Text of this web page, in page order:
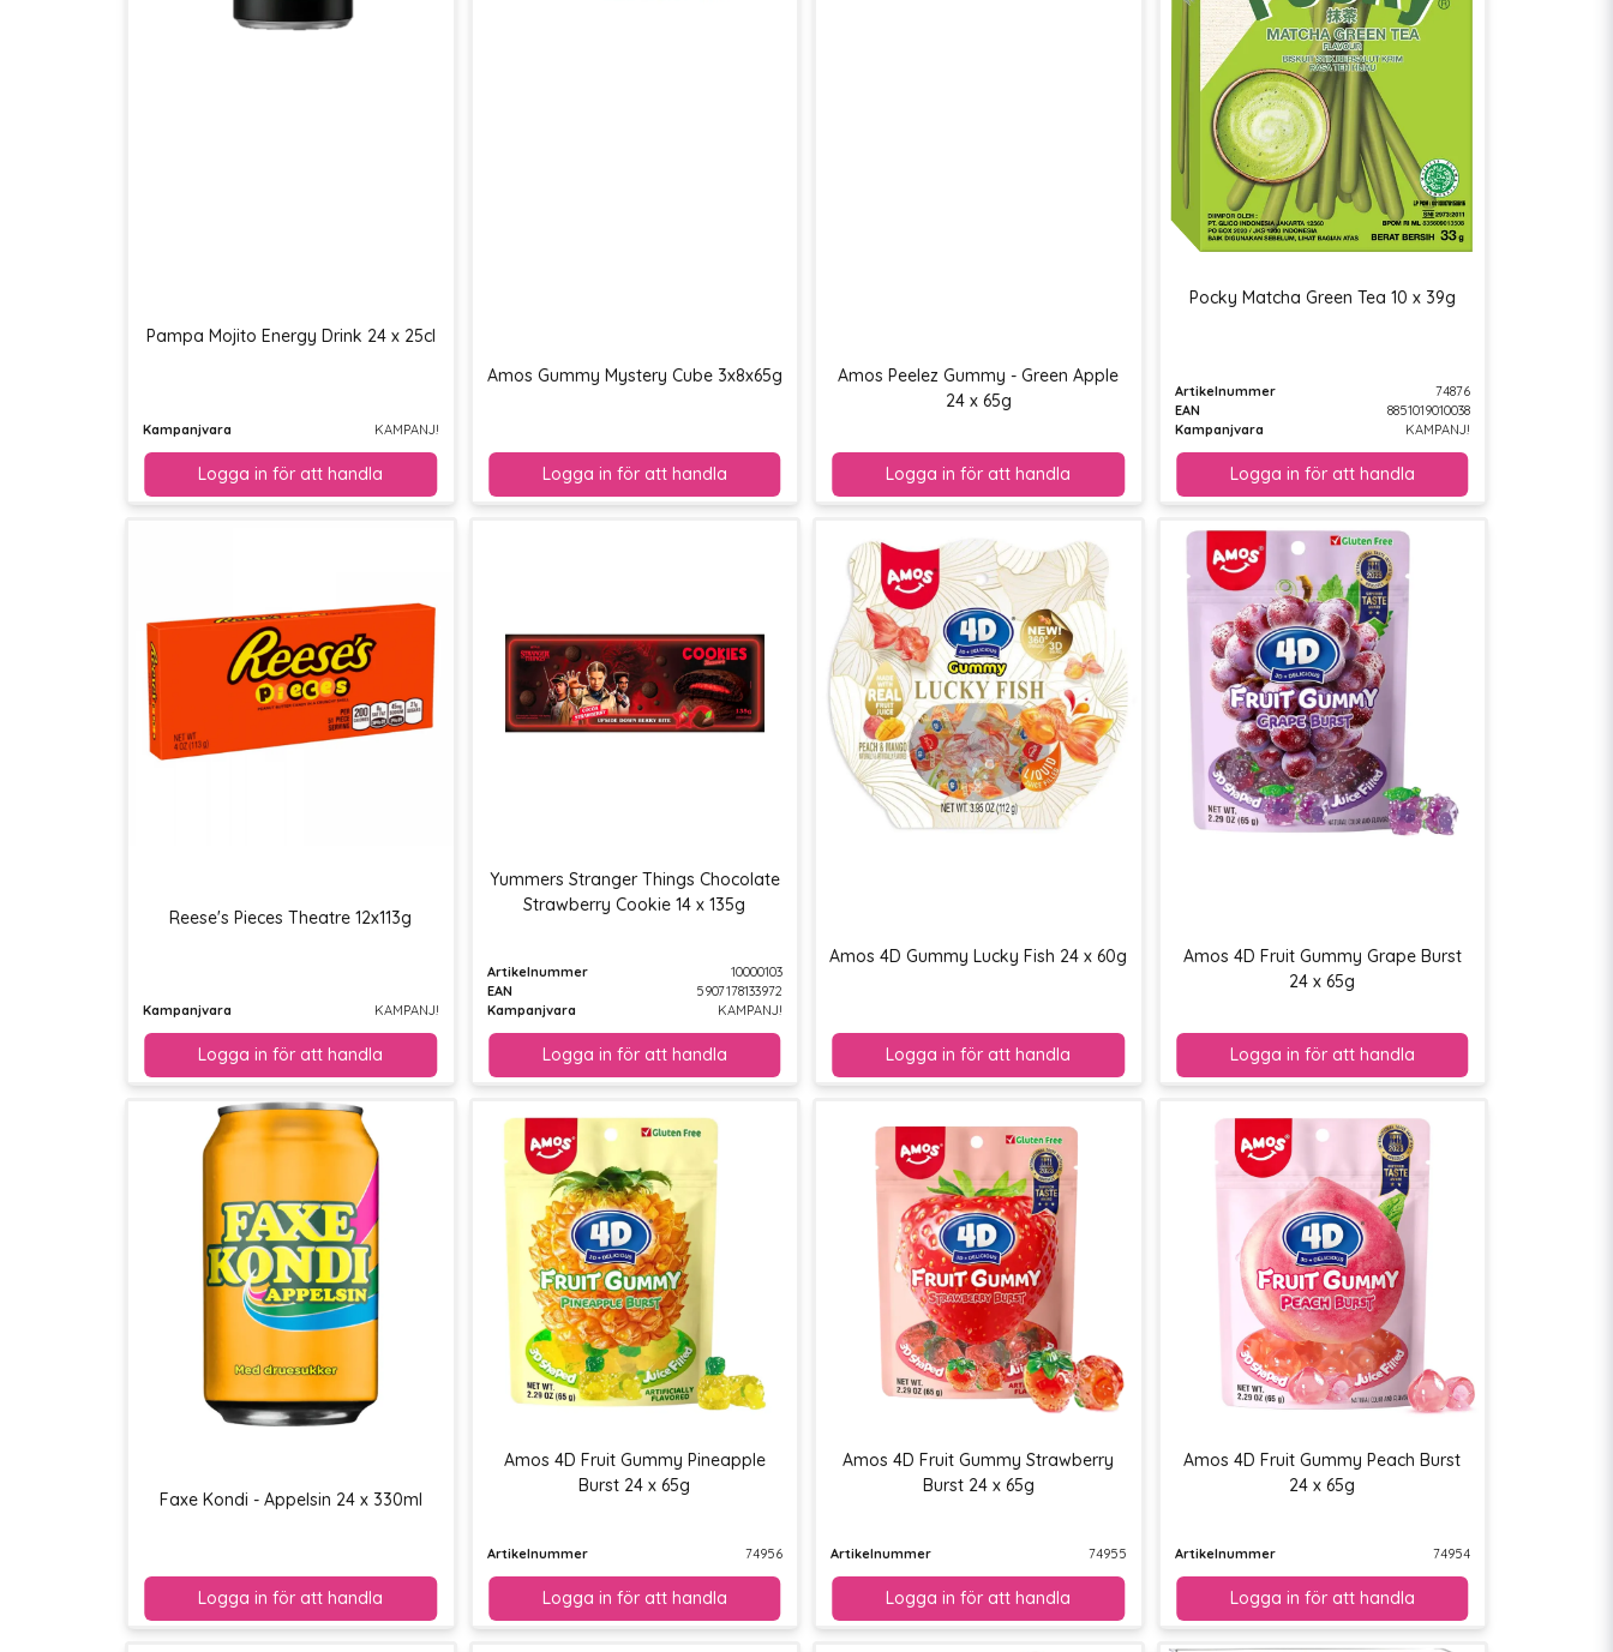
Pampa Mojito Energy Drink 24 x 25cl
Kampanjvara KAMPANJ!
Amos Gummy Mystery Cube 3x8x65g
Amos Peelez Gummy - Green Apple
24 x 65g
Pocky Matcha Green Tea 10 x 39g
Artikelnummer
74876
EAN
8851019010038
Kampanjvara
KAMPANJ!
Reese's Pieces Theatre 12x113g
Kampanjvara KAMPANJ!
Yummers Stranger Things Chocolate
Strawberry Cookie 14 x 135g
Artikelnummer
10000103
EAN
5907178133972
Kampanjvara
KAMPANJ!
Amos 4D Gummy Lucky Fish 24 x 60g
Amos 4D Fruit Gummy Grape Burst
24 x 65g
Faxe Kondi - Appelsin 24 x 330ml
Amos 4D Fruit Gummy Pineapple
Burst 24 x 65g
Artikelnummer 74956
Amos 4D Fruit Gummy Strawberry
Burst 24 x 65g
Artikelnummer 74955
Amos 4D Fruit Gummy Peach Burst
24 x 65g
Artikelnummer 74954